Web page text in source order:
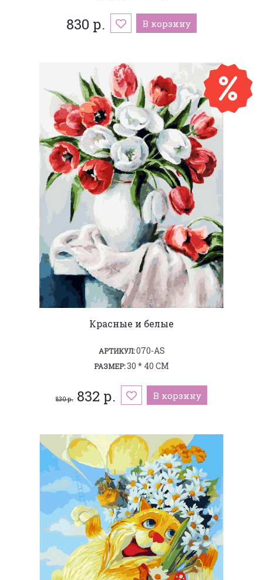
830 р. В корзину
Красные и белые
АРТИКУЛ:070-AS
РАЗМЕР:30 * 40 СМ
830 р. 832 р. В корзину